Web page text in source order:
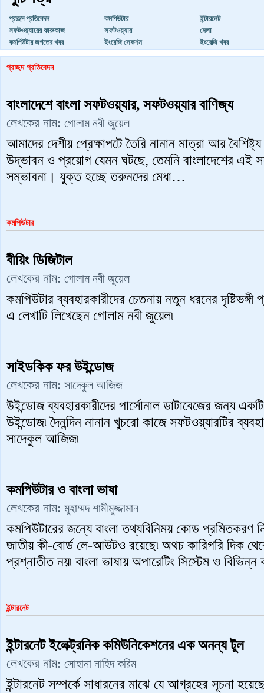
প্রচ্ছদ প্রতিবেদন কমপিউটার
ইন্টারনেট
সফটওয়্যারের কারুকাজ
সফটওয়্যার
মেলা
কমপিউটার জগতের খবর
ইংরেজি সেকশন ইংরেজি খবর
প্রচ্ছদ প্রতিবেদন
বাংলাদেশে বাংলা সফটওয়্যার, সফটওয়্যার বাণিজ্য
লেখকের নাম: গোলাম নবী জুয়েল
আমাদের দেশীয় প্রেক্ষাপটে তৈরি নানান মাত্রা আর
উদ্ভাবন ও প্রয়োগ যেমন ঘটছে, তেমনি বাংলাদেশের এই
সম্ভাবনা। যুক্ত হচ্ছে তরুনদের মেধা…
কমপিউটার
বীয়িং ডিজিটাল
লেখকের নাম: গোলাম নবী জুয়েল
কমপিউটার ব্যবহারকারীদের চেতনায় নতুন ধরনের দৃষ্টিভঙ্গী
এ লেখাটি লিখেছেন গোলাম নবী জুয়েল৷
সাইডকিক ফর উইন্ডোজ
লেখকের নাম: সাদেকুল আজিজ
উইন্ডোজ ব্যবহারকারীদের পার্সোনাল ডাটাবেজের জন্য
উইন্ডোজ৷ দৈনন্দিন নানান খুচরো কাজে সফটওয়্যারটির
সাদেকুল আজিজ৷
কমপিউটার ও বাংলা ভাষা
লেখকের নাম: মুহাম্মদ শামীমুজ্জামান
কমপিউটারের জন্যে বাংলা তথ্যবিনিময় কোড প্রমিতকরণ
জাতীয় কী-বোর্ড লে-আউটও রয়েছে৷ অথচ কারিগরি দিক
প্রশ্নাতীত নয়৷ বাংলা ভাষায় অপারেটিং সিস্টেম ও
ইন্টারনেট
ইন্টারনেট ইলেক্ট্রনিক কমিউনিকেশনের এক অনন্য টুল
লেখকের নাম: সোহানা নাহিদ করিম
ইন্টারনেট সম্পর্কে সাধারনের মাঝে যে আগ্রহের সূচনা